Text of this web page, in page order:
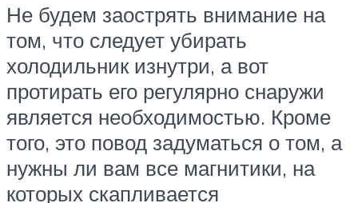
Не будем заострять внимание на
том, что следует убирать
холодильник изнутри, а вот
протирать его регулярно снаружи
является необходимостью. Кроме
того, это повод задуматься о том, а
нужны ли вам все магнитики, на
которых скапливается